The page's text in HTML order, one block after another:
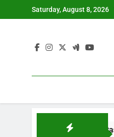
to
Saturday, August 8, 2026
Pelajar Berkualitas